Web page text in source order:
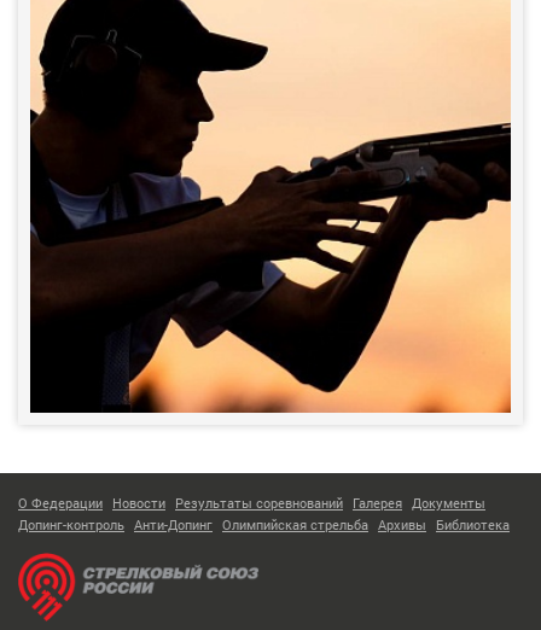
О Федерации Новости Результаты соревнований Галерея Документы
Допинг-контроль Анти-Допинг Олимпийская стрельба Архивы Библиотека